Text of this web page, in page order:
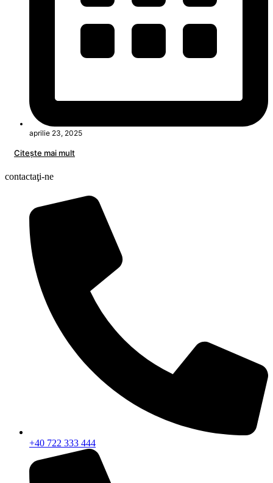
aprilie 23, 2025
Citeşte mai mult
contactaţi-ne
+40 722 333 444